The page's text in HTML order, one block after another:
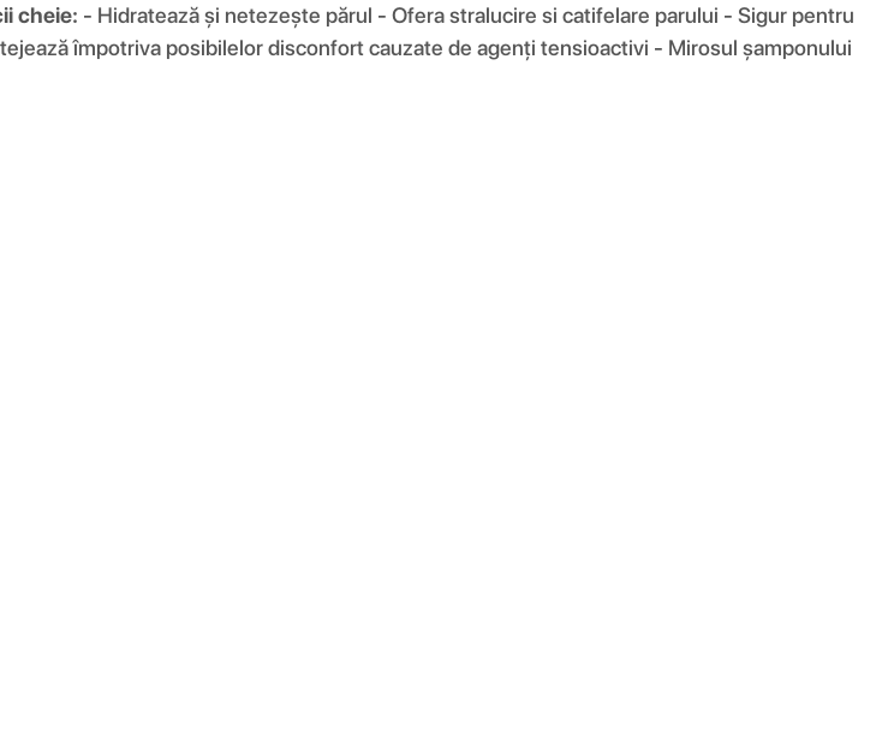
cheie: - Hidratează și netezește părul - Ofera stralucire si catifelare parului - Sigur pentru
împotriva posibilelor disconfort cauzate de agenți tensioactivi - Mirosul șamponului